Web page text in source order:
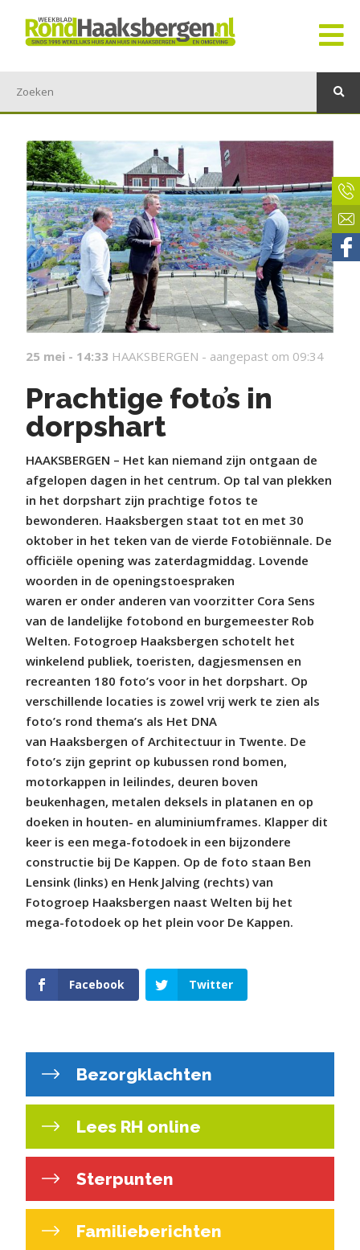
25 mei - 14:33 HAAKSBERGEN - aangepast om 09:34
Prachtige foto҆s in
dorpshart
HAAKSBERGEN – Het kan niemand zijn ontgaan de
afgelopen dagen in het centrum. Op tal van plekken
in het dorpshart zijn prachtige fotos te
bewonderen. Haaksbergen staat tot en met 30
oktober in het teken van de vierde Fotobiënnale. De
officiële opening was zaterdagmiddag. Lovende
woorden in de openingstoespraken
waren er onder anderen van voorzitter Cora Sens
van de landelijke fotobond en burgemeester Rob
Welten. Fotogroep Haaksbergen schotelt het
winkelend publiek, toeristen, dagjesmensen en
recreanten 180 foto’s voor in het dorpshart. Op
verschillende locaties is zowel vrij werk te zien als
foto’s rond thema’s als Het DNA
van Haaksbergen of Architectuur in Twente. De
foto’s zijn geprint op kubussen rond bomen,
motorkappen in leilindes, deuren boven
beukenhagen, metalen deksels in platanen en op
doeken in houten- en aluminiumframes. Klapper dit
keer is een mega-fotodoek in een bijzondere
constructie bij De Kappen. Op de foto staan Ben
Lensink (links) en Henk Jalving (rechts) van
Fotogroep Haaksbergen naast Welten bij het
mega-fotodoek op het plein voor De Kappen.
Facebook Twitter
Bezorgklachten
Lees RH online
Sterpunten
Familieberichten